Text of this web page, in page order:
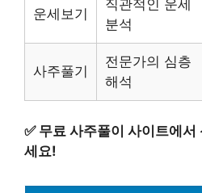
운세보기
직관적인 운세
분석
사주풀기
전문가의 심층
해석
✅ 무료 사주풀이 사이트에
세요!